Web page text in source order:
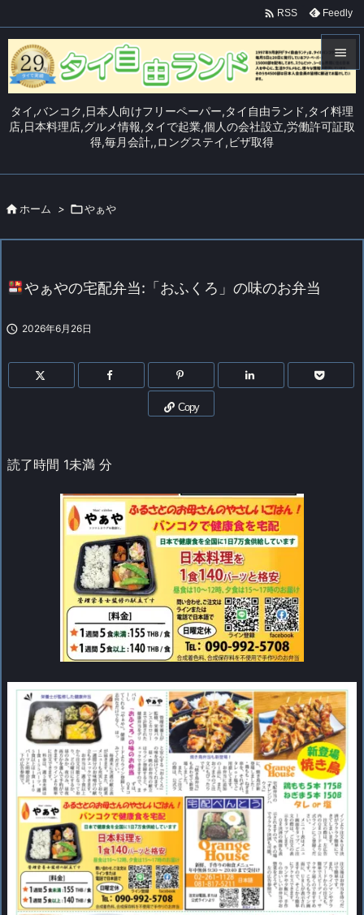
タイ,バンコク,日本人向けフリーペーパー,タイ自由ランド,タイ料理
店,日本料理店,グルメ情報,タイで起業,個人の会社設立,労働許可証取
得,毎月会計,,ロングステイ,ビザ取得

メニュ


 RSS Feedly
 ホーム > やぁや
やぁやの宅配弁当:「おふくろ」の味のお弁当
 2026年6月26日
Copy
読了時間 1未満 分